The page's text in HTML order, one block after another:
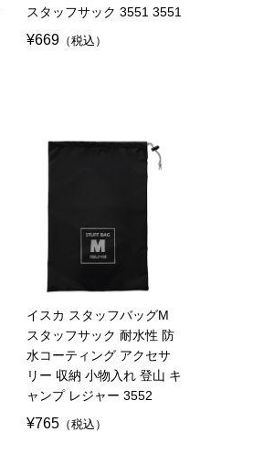
スタッフサック 3551 3551
¥669 （税込）
イスカ スタッフバッグM
スタッフサック 耐水性 防
水コーティング アクセサ
リー 収納 小物入れ 登山 キ
ャンプ レジャー 3552
¥765 （税込）